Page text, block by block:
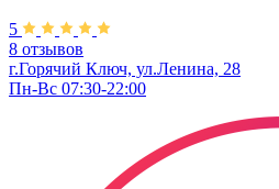
5
8 отзывов
г.Горячий Ключ, ул.Ленина, 28
Пн-Вс 07:30-22:00